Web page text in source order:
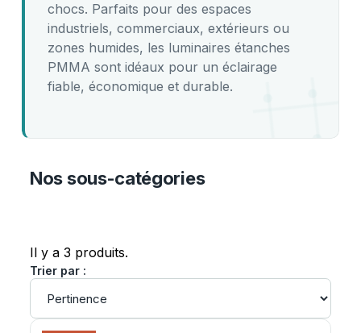
chocs. Parfaits pour des espaces
industriels, commerciaux, extérieurs ou
zones humides, les luminaires étanches
PMMA sont idéaux pour un éclairage
fiable, économique et durable.
Nos sous-catégories
Il y a 3 produits.
Trier par :